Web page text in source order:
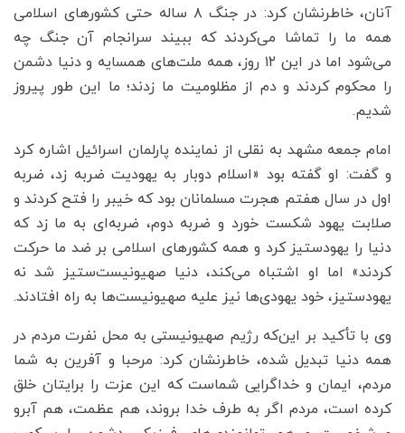
آنان، خاطرنشان کرد: در جنگ ۸ ساله حتی کشورهای اسلامی
همه ما را تماشا می‌کردند که ببیند سرانجام آن جنگ چه
می‌شود اما در این ۱۲ روز، همه ملت‌های همسایه و دنیا دشمن
را محکوم کردند و دم از مظلومیت ما زدند؛ ما این طور پیروز
شدیم.
امام جمعه مشهد به نقلی از نماینده پارلمان اسرائیل اشاره کرد
و گفت: او گفته بود «اسلام دوبار به یهودیت ضربه زد، ضربه
اول در سال هفتم هجرت مسلمانان بود که خیبر را فتح کردند و
صلابت یهود شکست خورد و ضربه دوم، ضربه‌ای به ما زد که
دنیا را یهودستیز کرد و همه کشورهای اسلامی بر ضد ما حرکت
کردند» اما او اشتباه می‌کند، دنیا صهیونیست‌ستیز شد نه
یهودستیز، خود یهودی‌ها نیز علیه صهیونیست‌ها به راه افتادند.
وی با تأکید بر این‌که رژیم صهیونیستی به محل نفرت مردم در
همه دنیا تبدیل شده، خاطرنشان کرد: مرحبا و آفرین به شما
مردم، ایمان و خداگرایی شماست که این عزت را برایتان خلق
کرده است، مردم اگر به طرف خدا بروند، هم عظمت، هم آبرو